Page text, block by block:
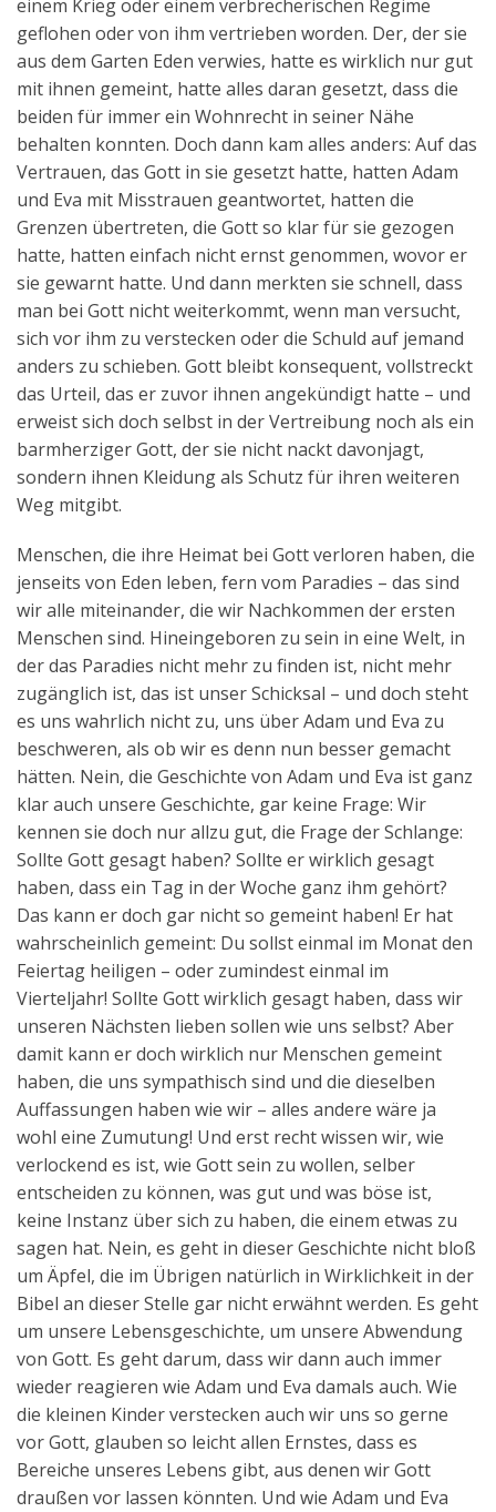
einem Krieg oder einem verbrecherischen Regime
geflohen oder von ihm vertrieben worden. Der, der sie
aus dem Garten Eden verwies, hatte es wirklich nur gut
mit ihnen gemeint, hatte alles daran gesetzt, dass die
beiden für immer ein Wohnrecht in seiner Nähe
behalten konnten. Doch dann kam alles anders: Auf das
Vertrauen, das Gott in sie gesetzt hatte, hatten Adam
und Eva mit Misstrauen geantwortet, hatten die
Grenzen übertreten, die Gott so klar für sie gezogen
hatte, hatten einfach nicht ernst genommen, wovor er
sie gewarnt hatte. Und dann merkten sie schnell, dass
man bei Gott nicht weiterkommt, wenn man versucht,
sich vor ihm zu verstecken oder die Schuld auf jemand
anders zu schieben. Gott bleibt konsequent, vollstreckt
das Urteil, das er zuvor ihnen angekündigt hatte – und
erweist sich doch selbst in der Vertreibung noch als ein
barmherziger Gott, der sie nicht nackt davonjagt,
sondern ihnen Kleidung als Schutz für ihren weiteren
Weg mitgibt.
Menschen, die ihre Heimat bei Gott verloren haben, die
jenseits von Eden leben, fern vom Paradies – das sind
wir alle miteinander, die wir Nachkommen der ersten
Menschen sind. Hineingeboren zu sein in eine Welt, in
der das Paradies nicht mehr zu finden ist, nicht mehr
zugänglich ist, das ist unser Schicksal – und doch steht
es uns wahrlich nicht zu, uns über Adam und Eva zu
beschweren, als ob wir es denn nun besser gemacht
hätten. Nein, die Geschichte von Adam und Eva ist ganz
klar auch unsere Geschichte, gar keine Frage: Wir
kennen sie doch nur allzu gut, die Frage der Schlange:
Sollte Gott gesagt haben? Sollte er wirklich gesagt
haben, dass ein Tag in der Woche ganz ihm gehört?
Das kann er doch gar nicht so gemeint haben! Er hat
wahrscheinlich gemeint: Du sollst einmal im Monat den
Feiertag heiligen – oder zumindest einmal im
Vierteljahr! Sollte Gott wirklich gesagt haben, dass wir
unseren Nächsten lieben sollen wie uns selbst? Aber
damit kann er doch wirklich nur Menschen gemeint
haben, die uns sympathisch sind und die dieselben
Auffassungen haben wie wir – alles andere wäre ja
wohl eine Zumutung! Und erst recht wissen wir, wie
verlockend es ist, wie Gott sein zu wollen, selber
entscheiden zu können, was gut und was böse ist,
keine Instanz über sich zu haben, die einem etwas zu
sagen hat. Nein, es geht in dieser Geschichte nicht bloß
um Äpfel, die im Übrigen natürlich in Wirklichkeit in der
Bibel an dieser Stelle gar nicht erwähnt werden. Es geht
um unsere Lebensgeschichte, um unsere Abwendung
von Gott. Es geht darum, dass wir dann auch immer
wieder reagieren wie Adam und Eva damals auch. Wie
die kleinen Kinder verstecken auch wir uns so gerne
vor Gott, glauben so leicht allen Ernstes, dass es
Bereiche unseres Lebens gibt, aus denen wir Gott
draußen vor lassen könnten. Und wie Adam und Eva